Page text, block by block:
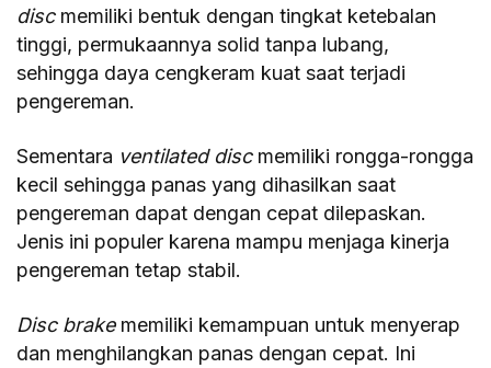
discmemiliki bentuk dengan tingkat ketebalan
tinggi, permukaannya solid tanpa lubang,
sehingga daya cengkeram kuat saat terjadi
pengereman.
Sementara ventilated discmemiliki rongga-rongga
kecil sehingga panas yang dihasilkan saat
pengereman dapat dengan cepat dilepaskan.
Jenis ini populer karena mampu menjaga kinerja
pengereman tetap stabil.
Disc brakememiliki kemampuan untuk menyerap
dan menghilangkan panas dengan cepat. Ini